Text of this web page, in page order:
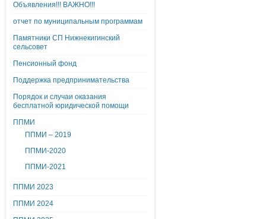
Объявления!!! ВАЖНО!!!
отчет по муниципальным программам
Памятники СП Нижнекигинский
сельсовет
Пенсионный фонд
Поддержка предпринимательства
Порядок и случаи оказания
бесплатной юридической помощи
ППМИ
ППМИ – 2019
ППМИ-2020
ППМИ-2021
ППМИ 2023
ППМИ 2024